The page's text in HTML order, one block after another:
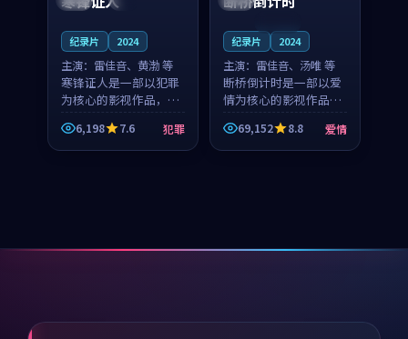
纪录片 2024
主演： 雷佳音、黄渤 等
寒锋证人是一部以犯罪
为核心的影视作品，围
绕危机、反转与人物成
长展开，整体节奏紧
凑，值得推荐观看。
6,198 7.6 犯罪
纪录片 2024
主演： 雷佳音、汤唯 等
断桥倒计时是一部以爱
情为核心的影视作品，
围绕危机、反转与人物
成长展开，整体节奏紧
凑，值得推荐观看。
69,152 8.8 爱情